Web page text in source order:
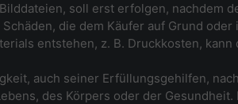
soll erst erfolgen, nachdem
die dem Käufer auf Grund
entstehen, z. B. Druckkosten,
auch seiner Erfüllungsgehilfen,
des Körpers oder der